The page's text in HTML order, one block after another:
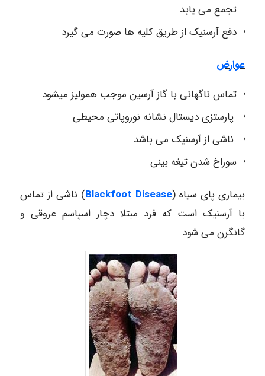
تجمع می یابد
دفع آرسنیک از طریق کلیه ها صورت می گیرد
عوارض
تماس ناگهانی با گاز آرسین موجب همولیز میشود
پارستزی دیستال نشانه نوروپاتی محیطی
ناشی از آرسنیک می باشد
سوراخ شدن تیغه بینی
بیماری پای سیاه (Blackfoot Disease) ناشی از تماس
با آرسنیک است که فرد مبتلا دچار اسپاسم عروقی و
گانگرن می شود